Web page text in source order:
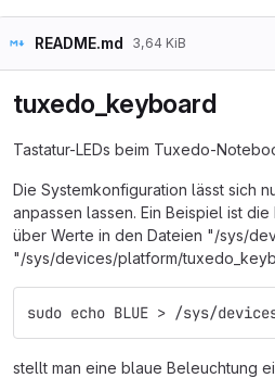
README.md 3,64 KiB
tuxedo_keyboard
Tastatur-LEDs beim Tuxedo-
Die Systemkonfiguration lässt sich
anpassen lassen. Ein Beispiel ist
über Werte in den Dateien "/sys/
"/sys/devices/platform/
sudo echo BLUE > /sys/
stellt man eine blaue Beleuchtung